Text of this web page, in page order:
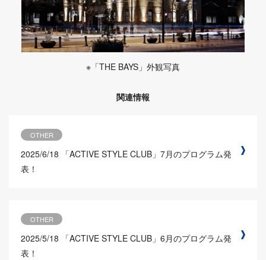
※「THE BAYS」外観写真
関連情報
OTHER
2025/6/18
「ACTIVE STYLE CLUB」7月のプログラム発
表！
OTHER
2025/5/18
「ACTIVE STYLE CLUB」6月のプログラム発
表！